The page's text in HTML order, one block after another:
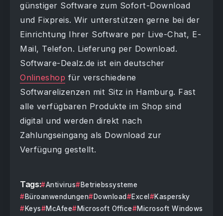
günstiger Software zum Sofort-Download
und Fixpreis. Wir unterstützen gerne bei der
Einrichtung Ihrer Software per Live-Chat, E-
Mail, Telefon. Lieferung per Download.
Software-Dealz.de ist ein deutscher
Onlineshop für verschiedene
Softwarelizenzen mit Sitz in Hamburg. Fast
alle verfügbaren Produkte im Shop sind
digital und werden direkt nach
Zahlungseingang als Download zur
Verfügung gestellt.
Tags: Antivirus
Betriebssysteme
Büroanwendungen
Download Excel
Kaspersky
Keys
McAfee Microsoft Office
Microsoft Windows